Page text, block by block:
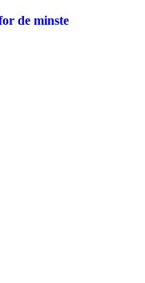
de minste